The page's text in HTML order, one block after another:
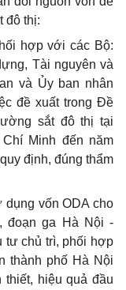
đô thị:
hợp với các Bộ:
Tài nguyên và
và Ủy ban nhân
đề xuất trong Đề
sắt đô thị tại
Minh đến năm
định, đúng thẩm
dụng vốn ODA cho
đoạn ga Hà Nội -
tư chủ trì, phối hợp
thành phố Hà Nội
hiệu quả đầu